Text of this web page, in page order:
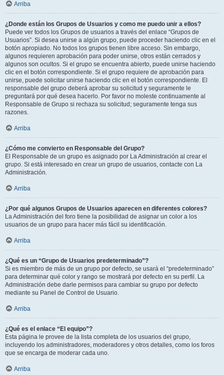
Arriba
¿Donde están los Grupos de Usuarios y como me puedo unir a ellos?
Puede ver todos los Grupos de usuarios a través del enlace “Grupos de
Usuarios”. Si desea unirse a algún grupo, puede proceder haciendo clic en el
botón apropiado. No todos los grupos tienen libre acceso. Sin embargo,
algunos requieren aprobación para poder unirse, otros están cerrados y
algunos son ocultos. Si el grupo se encuentra abierto, puede unirse haciendo
clic en el botón correspondiente. Si el grupo requiere de aprobación para
unirse, puede solicitar unirse haciendo clic en el botón correspondiente. El
responsable del grupo deberá aprobar su solicitud y seguramente le
preguntará por qué desea hacerlo. Por favor no moleste continuamente al
Responsable de Grupo si rechaza su solicitud; seguramente tenga sus
razones.
Arriba
¿Cómo me convierto en Responsable del Grupo?
El Responsable de un grupo es asignado por La Administración al crear el
grupo. Si está interesado en crear un grupo de usuarios, contacte con La
Administración.
Arriba
¿Por qué algunos Grupos de Usuarios aparecen en diferentes colores?
La Administración del foro tiene la posibilidad de asignar un color a los
usuarios de un grupo para hacer más fácil su identificación.
Arriba
¿Qué es un “Grupo de Usuarios predeterminado”?
Si es miembro de más de un grupo por defecto, se usará el “predeterminado”
para determinar qué color y rango se mostrará por defecto en su perfil. La
Administración debe darle permisos para cambiar su grupo por defecto
mediante su Panel de Control de Usuario.
Arriba
¿Qué es el enlace “El equipo”?
Esta página le provee de la lista completa de los usuarios del grupo,
incluyendo los administradores, moderadores y otros detalles, como los foros
que se encarga de moderar cada uno.
Arriba